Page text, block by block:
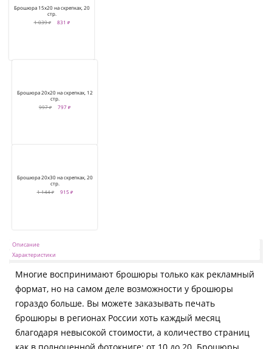
Брошюра 15х20 на скрепках, 20
стр.
1 039 ₽
831 ₽
Брошюра 20х20 на скрепках, 12
стр.
997 ₽
797 ₽
Брошюра 20х30 на скрепках, 20
стр.
1 144 ₽
915 ₽
Описание
Характеристики
Многие воспринимают брошюры только как рекламный
формат, но на самом деле возможности у брошюры
гораздо больше. Вы можете заказывать печать
брошюры в регионах России хоть каждый месяц
благодаря невысокой стоимости, а количество страниц
как в полноценной фотокниге: от 10 до 20. Брошюры